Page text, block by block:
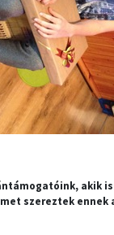
akik
szereztek ennek